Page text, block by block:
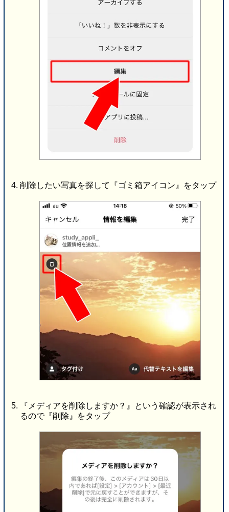
削除したい写真を探して『ゴミ箱アイコン』をタップ
『メディアを削除しますか？』という確認が表示され
るので『削除』をタップ